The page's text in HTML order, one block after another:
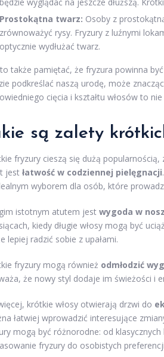
Prostokątna twarz: Osoby z
zrównoważyć rysy. Fryzury z luźnymi
optycznie wydłużać twarz.
także pamiętać, że fryzura powinna
podkreślać naszą urodę, może
cięcia i kształtu włosów to
są zalety
fryzury cieszą się dużą
jest łatwość w codziennej pielęgnacji
wyborem dla osób, które
istotnym atutem jest wygoda w
kiedy długie włosy mogą być
lepiej radzić sobie z upałami.
fryzury mogą również odmłodzić
że nowy styl dodaje im świeżości i
krótkie włosy otwierają drzwi do
łatwiej wprowadzić interesujące
mogą być różnorodne: od
fryzury do osobistych